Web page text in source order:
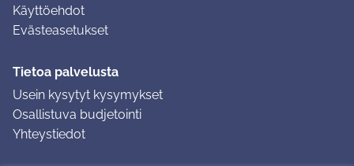
Käyttöehdot
Evästeasetukset
Tietoa palvelusta
Usein kysytyt kysymykset
Osallistuva budjetointi
Yhteystiedot